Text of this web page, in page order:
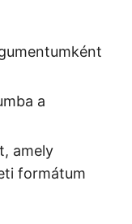
a
amely
formátum